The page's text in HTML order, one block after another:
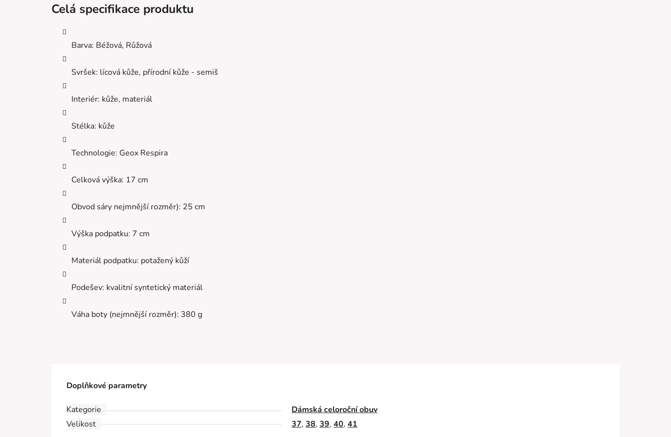
Celá specifikace produktu
Barva: Béžová, Růžová
Svršek: lícová kůže, přírodní kůže - semiš
Interiér: kůže, materiál
Stélka: kůže
Technologie: Geox Respira
Celková výška: 17 cm
Obvod sáry nejmnější rozměr): 25 cm
Výška podpatku: 7 cm
Materiál podpatku: potažený kůží
Podešev: kvalitní syntetický materiál
Váha boty (nejmnější rozměr): 380 g
Doplňkové parametry
Kategorie
Dámská celoroční obuv
Velikost
37, 38, 39, 40, 41